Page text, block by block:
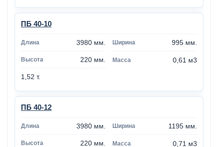
ПБ 40-10
3980 мм. 995 мм.
220 мм. 0,61 м3
1,52 т.
ПБ 40-12
3980 мм. 1195 мм.
220 мм. 0,71 м3